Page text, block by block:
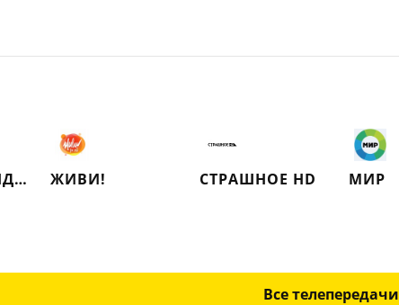
МУЛЬТИЛАНДИЯ ЖИВИ! СТРАШНОЕ HD МИР
Все телепередачи